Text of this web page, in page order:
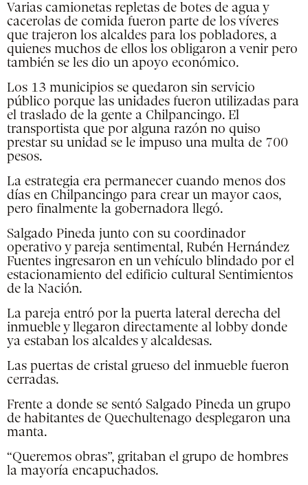
Varias camionetas repletas de botes de agua y
cacerolas de comida fueron parte de los víveres
que trajeron los alcaldes para los pobladores, a
quienes muchos de ellos los obligaron a venir pero
también se les dio un apoyo económico.
Los 13 municipios se quedaron sin servicio
público porque las unidades fueron utilizadas para
el traslado de la gente a Chilpancingo. El
transportista que por alguna razón no quiso
prestar su unidad se le impuso una multa de 700
pesos.
La estrategia era permanecer cuando menos dos
días en Chilpancingo para crear un mayor caos,
pero finalmente la gobernadora llegó.
Salgado Pineda junto con su coordinador
operativo y pareja sentimental, Rubén Hernández
Fuentes ingresaron en un vehículo blindado por el
estacionamiento del edificio cultural Sentimientos
de la Nación.
La pareja entró por la puerta lateral derecha del
inmueble y llegaron directamente al lobby donde
ya estaban los alcaldes y alcaldesas.
Las puertas de cristal grueso del inmueble fueron
cerradas.
Frente a donde se sentó Salgado Pineda un grupo
de habitantes de Quechultenago desplegaron una
manta.
“Queremos obras”, gritaban el grupo de hombres
la mayoría encapuchados.